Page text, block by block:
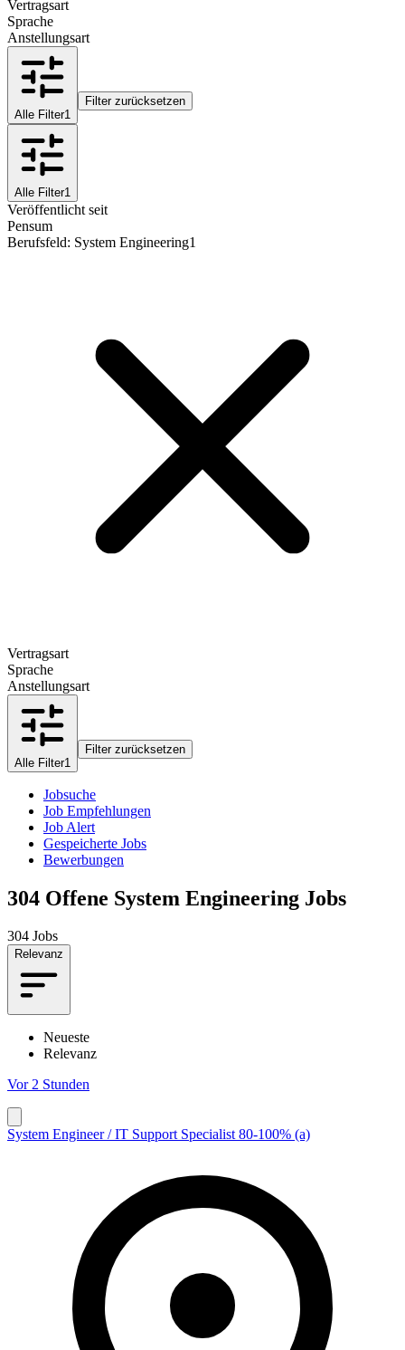
Vertragsart
Sprache
Anstellungsart
Alle Filter1
Filter zurücksetzen
Alle Filter1
Veröffentlicht seit
Pensum
Berufsfeld: System Engineering1
Vertragsart
Sprache
Anstellungsart
Alle Filter1
Filter zurücksetzen
Jobsuche
Job Empfehlungen
Job Alert
Gespeicherte Jobs
Bewerbungen
304 Offene System Engineering Jobs
304 Jobs
Relevanz
Neueste
Relevanz
Vor 2 Stunden
System Engineer / IT Support Specialist 80-100% (a)